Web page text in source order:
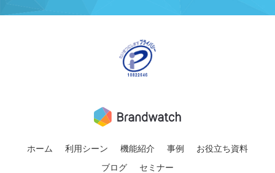
ホーム 利用シーン 機能紹介 事例
お役立ち資料
ブログ
セミナー